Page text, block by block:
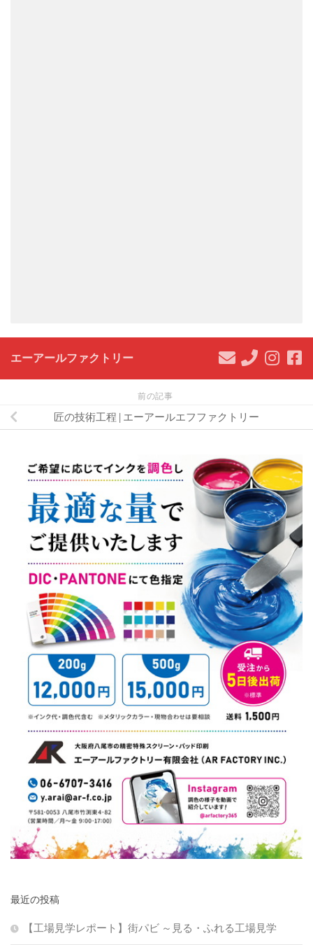
エーアールファクトリー
前の記事
匠の技術工程 | エーアールエフファクトリー
最近の投稿
【工場見学レポート】街パビ ～見る・ふれる工場見学